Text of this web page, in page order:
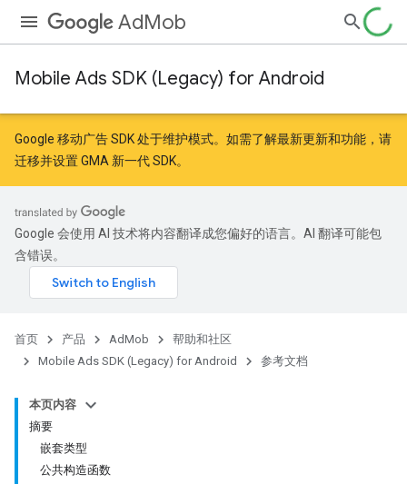
AdMob
Mobile Ads SDK (Legacy) for Android
Google 移动广告 SDK 处于维护模式。如需了解最新更新和功能，请
迁移并设置 GMA 新一代 SDK。
Google 会使用 AI 技术将内容翻译成您偏好的语言。AI 翻译可能包
含错误。
首页 产品 AdMob
帮助和社区
Mobile Ads SDK (Legacy) for Android
参考文档
本页内容
摘要
嵌套类型
公共构造函数